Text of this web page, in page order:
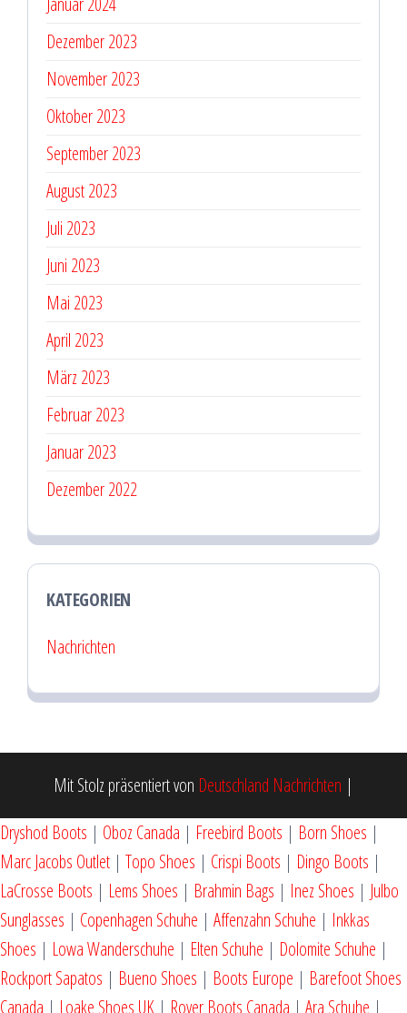
Dezember 2023
November 2023
Oktober 2023
September 2023
August 2023
Juli 2023
Juni 2023
Mai 2023
April 2023
März 2023
Februar 2023
Januar 2023
Dezember 2022
KATEGORIEN
Nachrichten
Mit Stolz präsentiert von Deutschland Nachrichten |
Dryshod Boots | Oboz Canada | Freebird Boots | Born Shoes |
Marc Jacobs Outlet | Topo Shoes | Crispi Boots | Dingo Boots |
LaCrosse Boots | Lems Shoes | Brahmin Bags | Inez Shoes | Julbo
Sunglasses | Copenhagen Schuhe | Affenzahn Schuhe | Inkkas
Shoes | Lowa Wanderschuhe | Elten Schuhe | Dolomite Schuhe |
Rockport Sapatos | Bueno Shoes | Boots Europe | Barefoot Shoes
Canada | Loake Shoes UK | Royer Boots Canada | Ara Schuhe |